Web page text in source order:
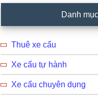
Sidebar
Danh
Thuê xe cẩu
Xe cẩu tự hành
Xe cẩu chuyên dụng